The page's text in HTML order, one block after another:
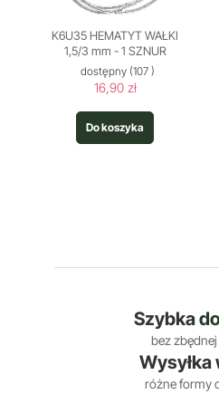
K6U35 HEMATYT WAŁKI
1,5/3 mm - 1 SZNUR
dostępny(107 )
16,90 zł
Do koszyka
Szybka
bez zbędnej
Wysyłka
różne formy